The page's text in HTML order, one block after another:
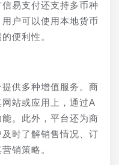
易支付还支持多币种
户可以使用本地货币
便利性。
供多种增值服务。商
站或应用上，通过A
。此外，平台还为商
时了解销售情况、订
销策略。